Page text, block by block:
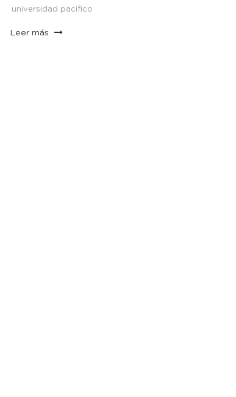
universidad pacifico
Leer más